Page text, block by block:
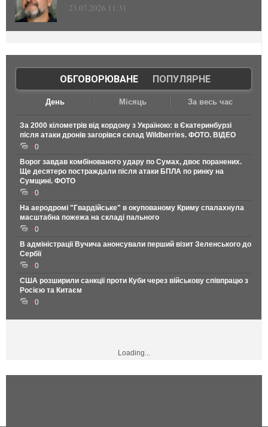
23.07.2026 11:31
ОБГОВОРЮВАНЕ| ПОПУЛЯРНЕ
День Місяць За весь час
За 2000 кілометрів від кордону з Україною: в Єкатеринбурзі
після атаки дронів загорівся склад Wildberries. ФОТО. ВІДЕО
0
Ворог завдав комбінованого удару по Сумах, двоє поранених.
Ще десятеро постраждали після атаки БПЛА по ринку на
Сумщині. ФОТО
0
На аеродромі "Гвардійське" в окупованому Криму спалахнула
масштабна пожежа на складі пального
0
В адміністрації Вучича анонсували перший візит Зеленського до
Сербії
0
США розширили санкції проти Куби через військову співпрацю з
Росією та Китаєм
0
Loading...